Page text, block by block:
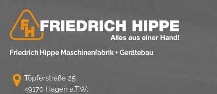
Friedrich Hippe Maschinenfabrik + Gerätebau
Töpferstraße 25
49170 Hagen a.T.W.